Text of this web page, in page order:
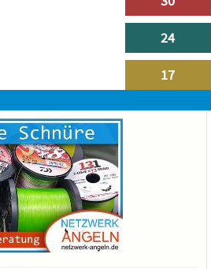
24
17